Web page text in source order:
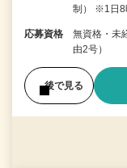
制） ※1日8
応募資格
無資格・未
由2号）
後で見る